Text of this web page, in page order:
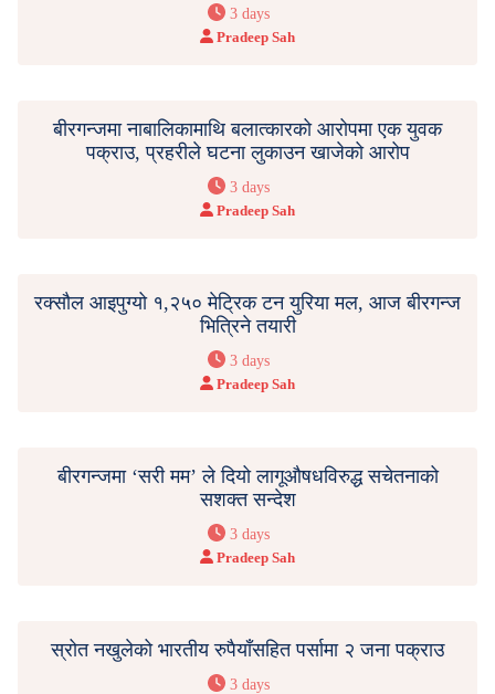
3 days
Pradeep Sah
बीरगन्जमा नाबालिकामाथि बलात्कारको आरोपमा एक युवक
पक्राउ, प्रहरीले घटना लुकाउन खाजेको आरोप
3 days
Pradeep Sah
रक्सौल आइपुग्यो १,२५० मेट्रिक टन युरिया मल, आज बीरगन्ज
भित्रिने तयारी
3 days
Pradeep Sah
बीरगन्जमा ‘सरी मम’ ले दियो लागूऔषधविरुद्ध सचेतनाको
सशक्त सन्देश
3 days
Pradeep Sah
स्रोत नखुलेको भारतीय रुपैयाँसहित पर्सामा २ जना पक्राउ
3 days